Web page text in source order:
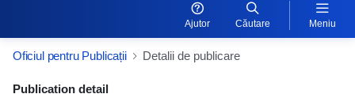
Ajutor Căutare Meniu
Oficiul pentru Publicații Detalii de publicare
Publication Detail Actions Portlet
Publication detail